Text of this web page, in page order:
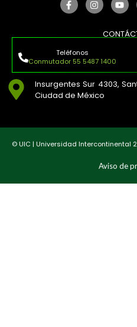
Teléfonos
Conmutador 55 5487 1400
Insurgentes Sur 4303,
Ciudad de México
© UIC | Universidad Intercontinental
Aviso de